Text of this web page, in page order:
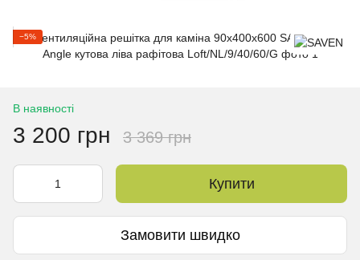
−5%
В наявності
3 200 грн 3 369 грн
Купити
Замовити швидко